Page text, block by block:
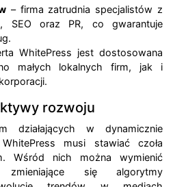
– firma zatrudnia specjalistów z
SEO oraz PR, co gwarantuje
WhitePress jest dostosowana
małych lokalnych firm, jak i
rozwoju
działających w dynamicznie
musi stawiać czoła
Wśród nich można wymienić
zmieniające się algorytmy